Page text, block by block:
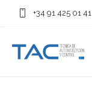
+34 91 425 01 41